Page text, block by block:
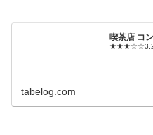
喫茶店 コ
★★★☆☆3.23
tabelog.com